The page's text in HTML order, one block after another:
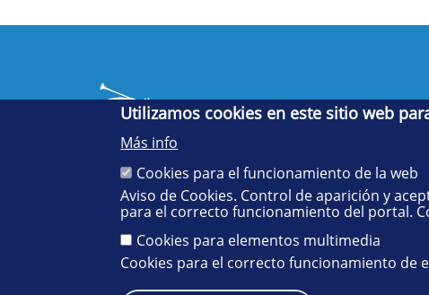
Cinco siglos
impulsando el
conocimiento
Utilizamos cookies en este sitio web
Más info
Cookies para el funcionamiento de la web
Aviso de Cookies. Control de aparición y
para el correcto funcionamiento del portal.
Cookies para elementos multimedia
Cookies para el correcto funcionamiento de